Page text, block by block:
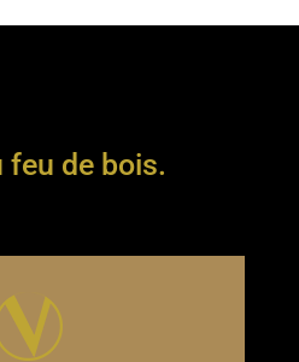
feu de bois.